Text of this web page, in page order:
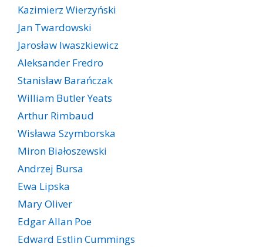
Kazimierz Wierzyński
Jan Twardowski
Jarosław Iwaszkiewicz
Aleksander Fredro
Stanisław Barańczak
William Butler Yeats
Arthur Rimbaud
Wisława Szymborska
Miron Białoszewski
Andrzej Bursa
Ewa Lipska
Mary Oliver
Edgar Allan Poe
Edward Estlin Cummings